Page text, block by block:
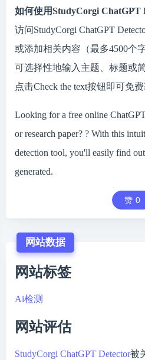
如何使用StudyCorgi ChatGPT
访问StudyCorgi ChatGPT
或添加相关内容（最多4500个字
可选择性地输入主题、标题或
点击Check the text按钮即可免
Looking for a free online
or research paper? ? With this
detection tool, you'll easily find
generated.
赞 0
网站数据
网站标签
Ai检测
网站评估
StudyCorgi ChatGPT Detector被